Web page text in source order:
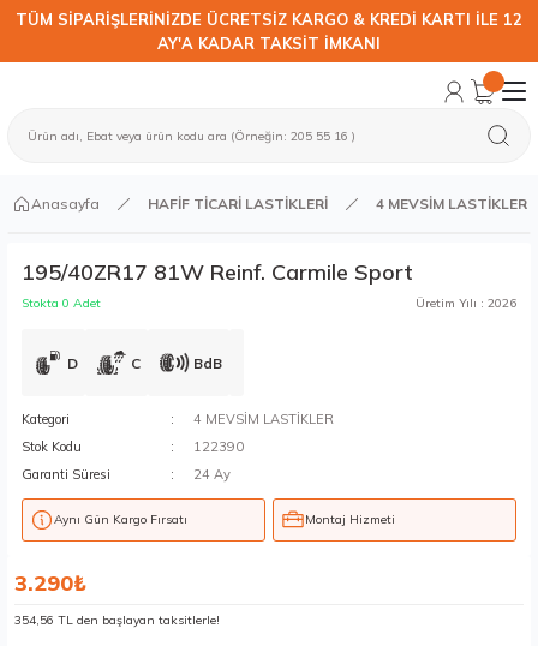
TÜM SİPARİŞLERİNİZDE ÜCRETSİZ KARGO & KREDİ KARTI İLE 12
AY'A KADAR TAKSİT İMKANI
Anasayfa HAFİF TİCARİ LASTİKLERİ 4 MEVSİM LASTİKLER
195/40ZR17 81W Reinf. Carmile Sport
Stokta 0 Adet Üretim Yılı : 2026
D C BdB
Kategori
4 MEVSİM LASTİKLER
Stok Kodu
122390
Garanti Süresi
24 Ay
Aynı Gün Kargo Fırsatı Montaj Hizmeti
3.290₺
354,56 TL den başlayan taksitlerle!